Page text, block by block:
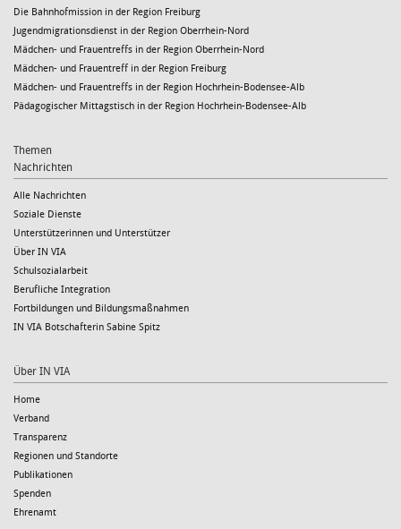
Die Bahnhofmission in der Region Freiburg
Jugendmigrationsdienst in der Region Oberrhein-Nord
Mädchen- und Frauentreffs in der Region Oberrhein-Nord
Mädchen- und Frauentreff in der Region Freiburg
Mädchen- und Frauentreffs in der Region Hochrhein-Bodensee-Alb
Pädagogischer Mittagstisch in der Region Hochrhein-Bodensee-Alb
Themen
Nachrichten
Alle Nachrichten
Soziale Dienste
Unterstützerinnen und Unterstützer
Über IN VIA
Schulsozialarbeit
Berufliche Integration
Fortbildungen und Bildungsmaßnahmen
IN VIA Botschafterin Sabine Spitz
Über IN VIA
Home
Verband
Transparenz
Regionen und Standorte
Publikationen
Spenden
Ehrenamt